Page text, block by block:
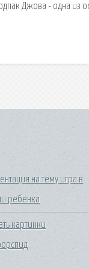
Джова - одна из
на тему игра в
ребенка
картинки